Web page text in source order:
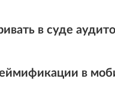
в суде
в